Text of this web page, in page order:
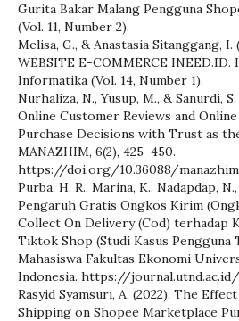
Gurita Bakar Malang Pengguna
(Vol. 11, Number 2).
Melisa, G., & Anastasia Sitanggang, I.
WEBSITE E-COMMERCE INEED.ID.
Informatika (Vol. 14, Number 1).
Nurhaliza, N., Yusup, M., & Sanurdi,
Online Customer Reviews and
Purchase Decisions with Trust as
MANAZHIM, 6(2), 425–450.
https://doi.org/10.36088/
Purba, H. R., Marina, K., Nadapdap,
Pengaruh Gratis Ongkos Kirim
Collect On Delivery (Cod) terhadap
Tiktok Shop (Studi Kasus Pengguna
Mahasiswa Fakultas Ekonomi
Indonesia. https://
Rasyid Syamsuri, A. (2022). The
Shipping on Shopee Marketplace